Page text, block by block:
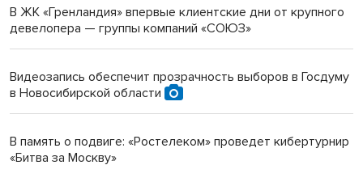
В ЖК «Гренландия» впервые клиентские дни от крупного
девелопера — группы компаний «СОЮЗ»
Видеозапись обеспечит прозрачность выборов в Госдуму
в Новосибирской области
В память о подвиге: «Ростелеком» проведет кибертурнир
«Битва за Москву»